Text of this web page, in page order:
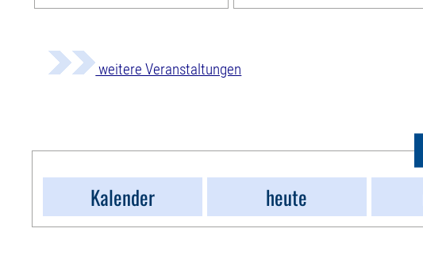
weitere Veranstaltungen
Kalender
heute